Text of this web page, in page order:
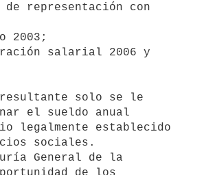
el sueldo anual
legalmente establecido
sociales.